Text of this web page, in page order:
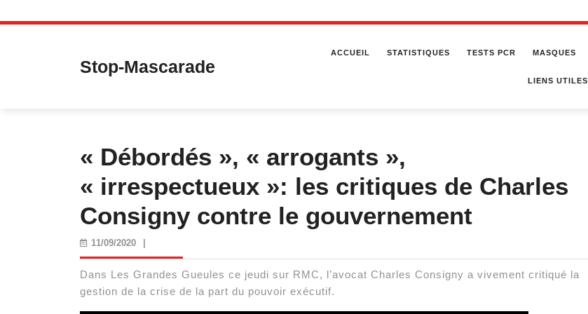
Skip
Stop-Mascarade
ACCUEIL STATISTIQUES TESTS PCR MASQUES
LIENS UTILES
« Débordés », « arrogants »,
« irrespectueux »: les critiques de Charles
Consigny contre le gouvernement
11/09/202011/09/2020
Dans Les Grandes Gueules ce jeudi sur RMC, l’avocat Charles Consigny a vivement critiqué la
gestion de la crise de la part du pouvoir exécutif.